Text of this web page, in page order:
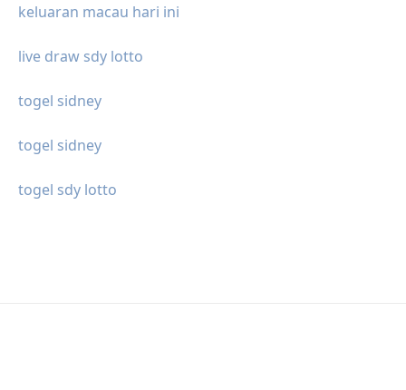
keluaran macau hari ini
live draw sdy lotto
togel sidney
togel sidney
togel sdy lotto